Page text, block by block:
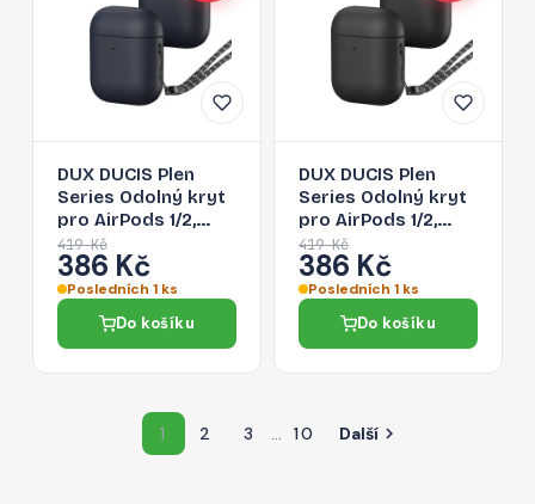
DUX DUCIS Plen
Series Odolný kryt
pro AirPods 1/2,
tmavě modrý
419 Kč
386 Kč
Posledních 1 ks
Do košíku
DUX DUCIS Plen
Series Odolný kryt
pro AirPods 1/2,
černý
419 Kč
386 Kč
Posledních 1 ks
Do košíku
1 2 3 … 10 Další